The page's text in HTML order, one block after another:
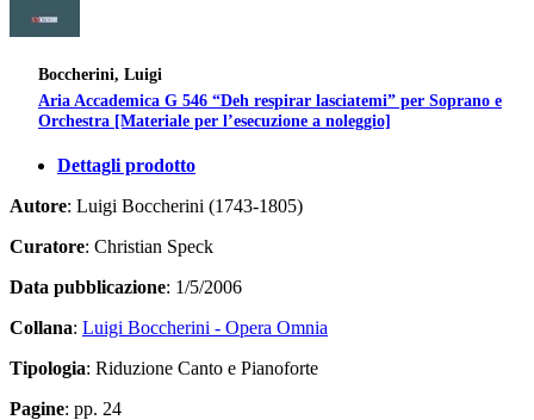
Boccherini, Luigi
Aria Accademica G 546 “Deh respirar lasciatemi” per Soprano e
Orchestra [Materiale per l’esecuzione a noleggio]
Dettagli prodotto
Autore: Luigi Boccherini (1743-1805)
Curatore: Christian Speck
Data pubblicazione: 1/5/2006
Collana: Luigi Boccherini - Opera Omnia
Tipologia: Riduzione Canto e Pianoforte
Pagine: pp. 24